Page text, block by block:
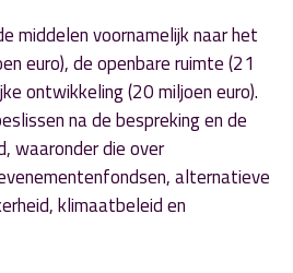
middelen voornamelijk naar het
euro), de openbare ruimte (21
ontwikkeling (20 miljoen euro).
na de bespreking en de
waaronder die over
alternatieve
klimaatbeleid en